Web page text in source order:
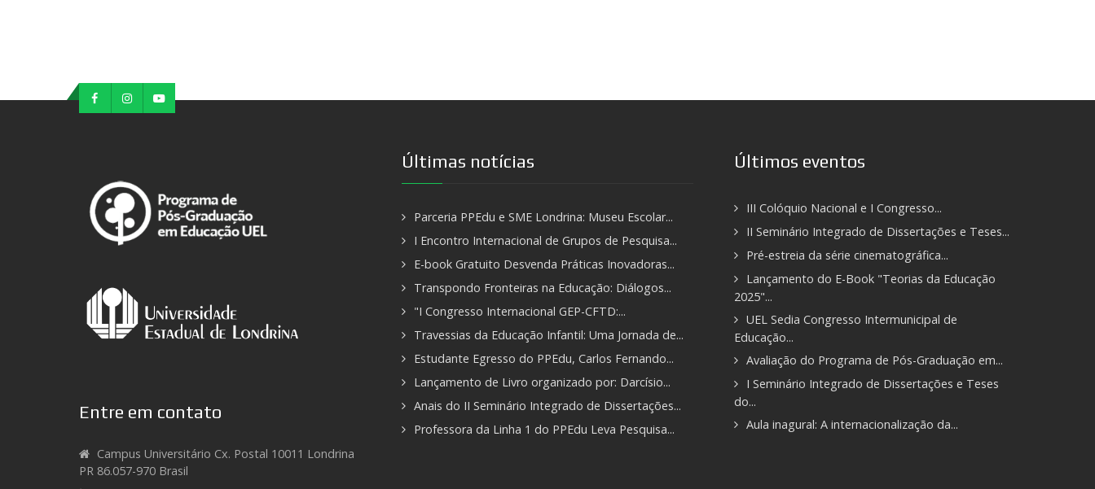
Entre em contato
Campus Universitário Cx. Postal 10011 Londrina
PR 86.057-970 Brasil
Últimas notícias
Parceria PPEdu e SME Londrina: Museu Escolar...
I Encontro Internacional de Grupos de Pesquisa...
E-book Gratuito Desvenda Práticas Inovadoras...
Transpondo Fronteiras na Educação: Diálogos...
"I Congresso Internacional GEP-CFTD:...
Travessias da Educação Infantil: Uma Jornada de...
Estudante Egresso do PPEdu, Carlos Fernando...
Lançamento de Livro organizado por: Darcísio...
Anais do II Seminário Integrado de Dissertações...
Professora da Linha 1 do PPEdu Leva Pesquisa...
Últimos eventos
III Colóquio Nacional e I Congresso...
II Seminário Integrado de Dissertações e Teses...
Pré-estreia da série cinematográfica...
Lançamento do E-Book "Teorias da Educação
2025"...
UEL Sedia Congresso Intermunicipal de
Educação...
Avaliação do Programa de Pós-Graduação em...
I Seminário Integrado de Dissertações e Teses
do...
Aula inagural: A internacionalização da...